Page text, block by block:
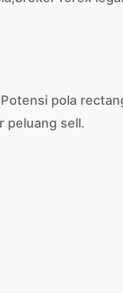
pola
peluang sell.